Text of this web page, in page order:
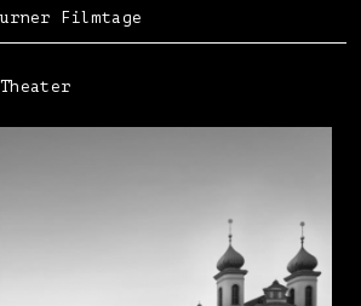
Filmtage